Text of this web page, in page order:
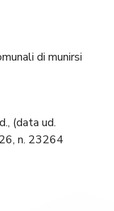
di munirsi
(data ud.
n. 23264